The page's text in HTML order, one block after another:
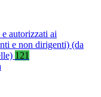
autorizzati ai
e non dirigenti) (da
121